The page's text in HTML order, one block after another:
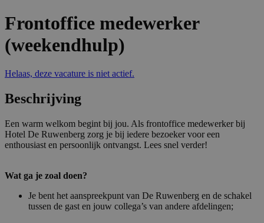
Frontoffice medewerker
(weekendhulp)
Helaas, deze vacature is niet actief.
Beschrijving
Een warm welkom begint bij jou. Als frontoffice medewerker bij
Hotel De Ruwenberg zorg je bij iedere bezoeker voor een
enthousiast en persoonlijk ontvangst. Lees snel verder!
Wat ga je zoal doen?
Je bent het aanspreekpunt van De Ruwenberg en de schakel
tussen de gast en jouw collega’s van andere afdelingen;